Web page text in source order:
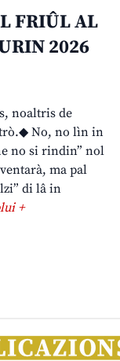
FRIÛL AL
2026
noaltris de
No, no lìn in
no si rindin” nol
ma pal
di lâ in
+